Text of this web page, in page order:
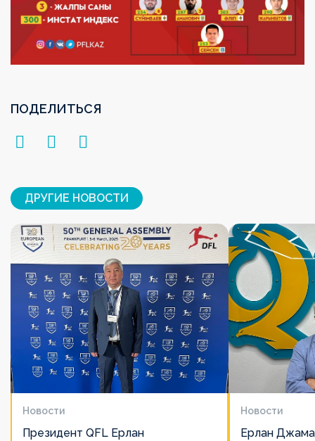
ПОДЕЛИТЬСЯ
ДРУГИЕ НОВОСТИ
Новости
Президент QFL Ерлан
Новости
Ерлан